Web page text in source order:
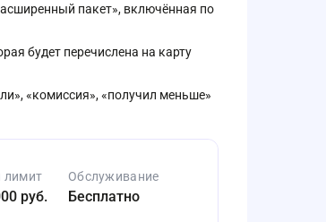
пакет», включённая по
будет перечислена на карту
«комиссия», «получил меньше»
лимит
руб.
Обслуживание
Бесплатно